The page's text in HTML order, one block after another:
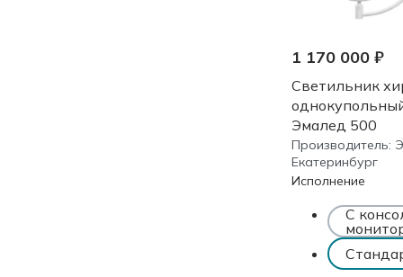
1 170 000 ₽
Светильник
Эмалед 500
Производитель:
Екатеринбург
Исполнение
С